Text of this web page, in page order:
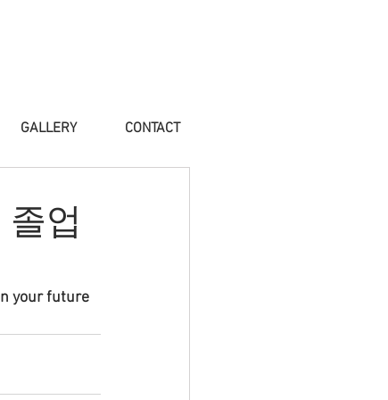
GALLERY CONTACT
업
your future